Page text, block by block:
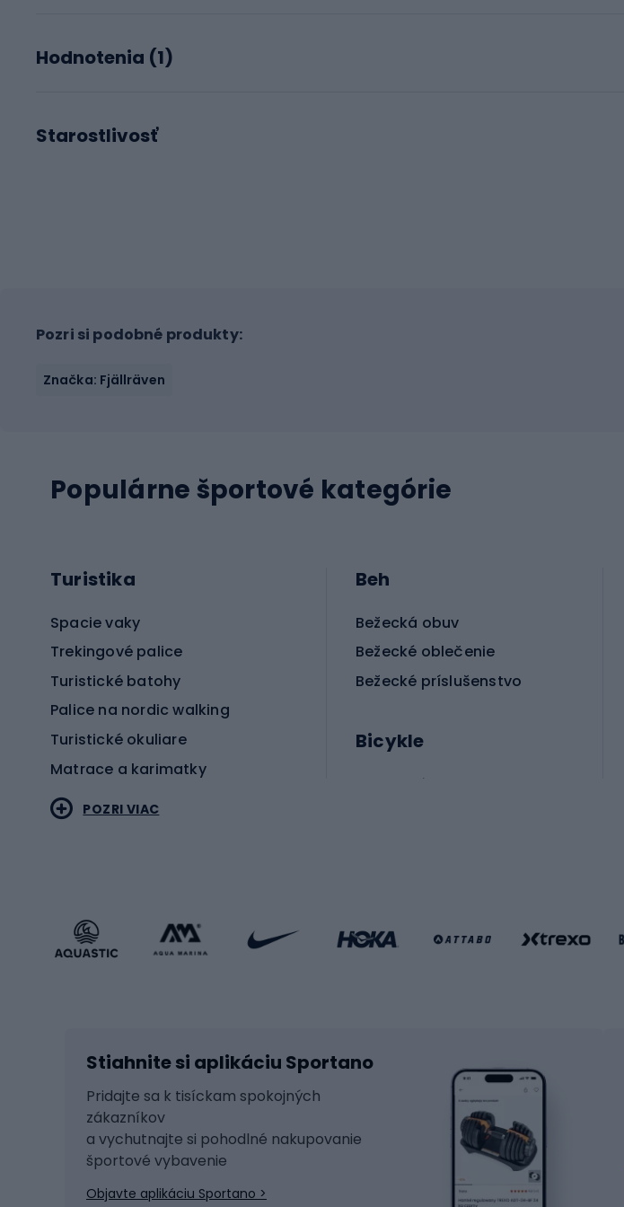
Hodnotenia (1)
Starostlivosť
Pozri si podobné produkty:
Značka: Fjällräven
Populárne športové kategórie
Turistika
Spacie vaky
Trekingové palice
Turistické batohy
Palice na nordic walking
Turistické okuliare
Matrace a karimatky
Príslušenstvo v športovom štýle
Beh na lyžiach
Skitouring
Korčule
Snowboard
Beh
Bežecká obuv
Bežecké oblečenie
Bežecké príslušenstvo
Bicykle
Elektrické bicykle
Bicykle pre deti
Tašky na bicykel
Svetlá na bicykli
Sedadlá pre bicykle
Zámky na bicykle
Batohy na bicykel
POZRI VIAC
Stiahnite si aplikáciu Sportano
Pridajte sa k tisíckam spokojných
zákazníkov
a vychutnajte si pohodlné nakupovanie
športové vybavenie
Objavte aplikáciu Sportano >